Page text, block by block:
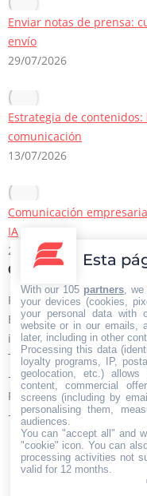
Enviar notas de prensa:
envío
29/07/2026
Estrategia de
comunicación
13/07/2026
Comunicación
IA
22/06/2026
Contacto Iberian Press
Principales vías de
E-mail:
info@iberianpress.es
Teléfono:
+34 911863556
Fax:
+34 911863556
Encuéntranos en:
Facebook
page
X
page
YouTube
page
Rss
page
Esta
With our 105 partners ,
your devices (cookies,
your personal data with
website or in our emails,
later, including in other
Processing this data
loyalty programs, IP,
geolocation, etc.) allows
content, commercial
screens (including by
personalising them,
audiences.
You can "accept all" and
"cookie" icon . You can
processing activities not
valid for 12 months.